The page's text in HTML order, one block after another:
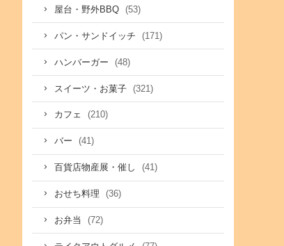
屋台・野外BBQ (53)
パン・サンドイッチ (171)
ハンバーガー (48)
スイーツ・お菓子 (321)
カフェ (210)
バー (41)
百貨店物産展・催し (41)
おせち料理 (36)
お弁当 (72)